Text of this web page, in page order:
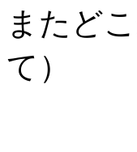
またど
て）